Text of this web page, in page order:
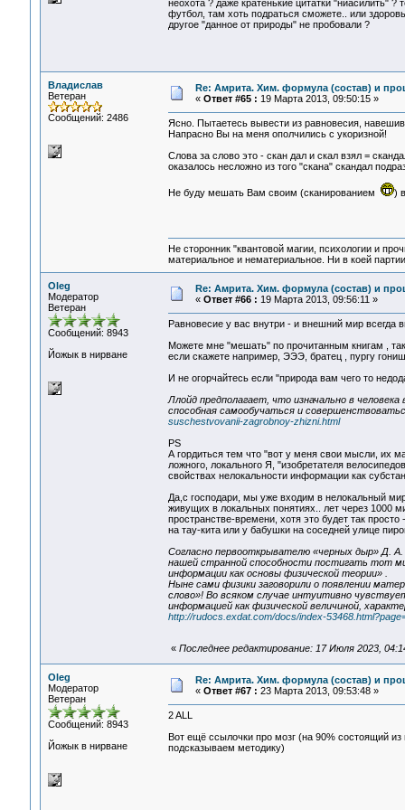
неохота ? даже кратенькие цитатки "ниасилить"
футбол, там хоть подраться сможете.. или
другое "данное от природы" не пробовали ?
Владислав
Ветеран
Сообщений: 2486
Re: Амрита. Хим. формула (состав) и
« Ответ #65 : 19 Марта 2013, 09:50:15 »
Ясно. Пытаетесь вывести из равновесия,
Напрасно Вы на меня ополчились с укоризной!
Слова за слово это - скан дал и скал взял =
оказалось несложно из того "скана" скандал
Не буду мешать Вам своим (сканированием )
Не сторонник "квантовой магии, психологии и
материальное и нематериальное. Ни в коей
Oleg
Модератор
Ветеран
Сообщений: 8943
Йожык в нирване
Re: Амрита. Хим. формула (состав) и
« Ответ #66 : 19 Марта 2013, 09:56:11 »
Равновесие у вас внутри - и внешний мир всегда
Можете мне "мешать" по прочитанным книгам ,
если скажете например, ЭЭЭ, братец , пургу
И не огорчайтесь если "природа вам чего то
Ллойд предполагает, что изначально в
способная самообучаться и
suschestvovanii-zagrobnoy-zhizni.html
PS
А гордиться тем что "вот у меня свои мысли, их
ложного, локального Я, "изобретателя
свойствах нелокальности информации как
Да,с господари, мы уже входим в нелокальный
живущих в локальных понятиях.. лет через 1000
пространстве-времени, хотя это будет так
на тау-кита или у бабушки на соседней улице
Согласно первооткрывателю «черных дыр» Д.
нашей странной способности постигать тот
информации как основы физической теории» .
Ныне сами физики заговорили о появлении
слово»! Во всяком случае интуитивно
информацией как физической величиной,
http://rudocs.exdat.com/docs/index-
« Последнее редактирование: 17 Июля 2023,
Oleg
Модератор
Ветеран
Сообщений: 8943
Йожык в нирване
Re: Амрита. Хим. формула (состав) и
« Ответ #67 : 23 Марта 2013, 09:53:48 »
2 ALL
Вот ещё ссылочки про мозг (на 90% состоящий
подсказываем методику)